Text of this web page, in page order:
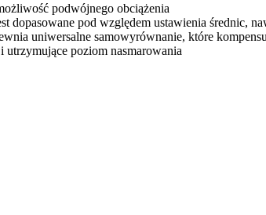
podwójnego obciążenia
dopasowane pod względem ustawienia średnic,
uniwersalne samowyrównanie, które
poziom nasmarowania